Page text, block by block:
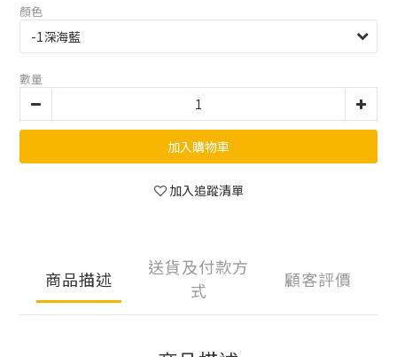
顏色
數量
加入購物車
加入追蹤清單
商品描述
送貨及付款方
式
顧客評價